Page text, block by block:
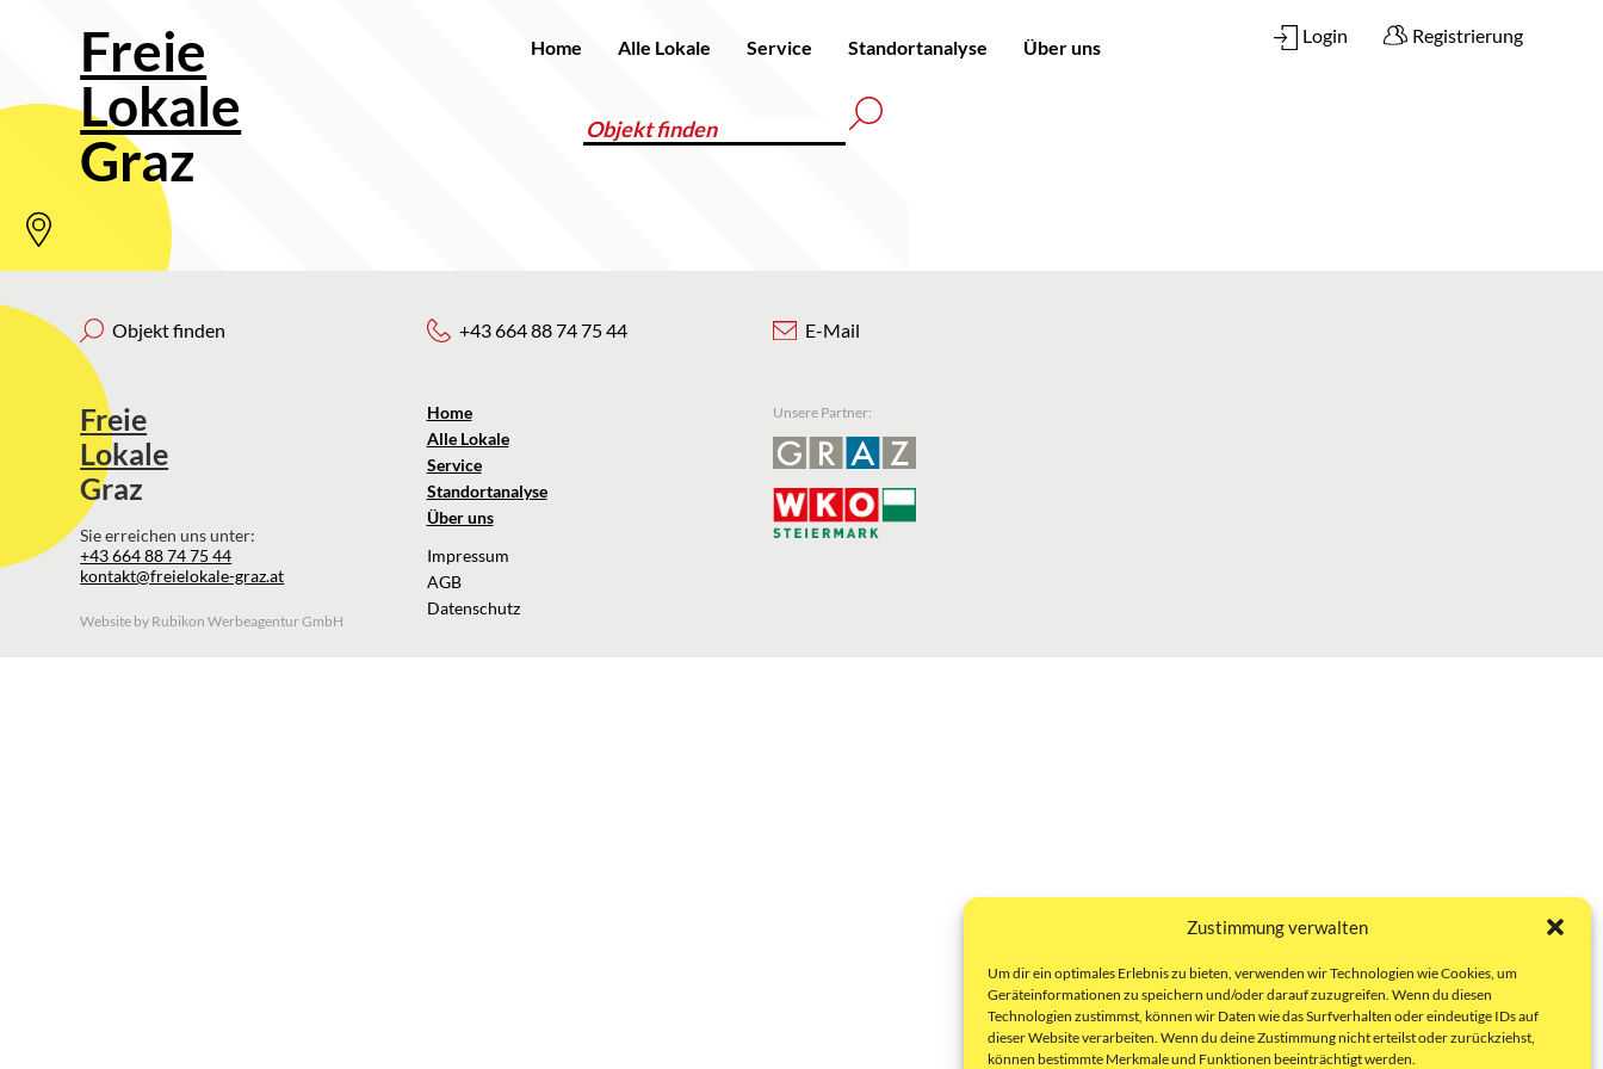
Zustimmung verwalten
Um dir ein optimales Erlebnis zu bieten, verwenden wir Technologien wie Cookies, um
Geräteinformationen zu speichern und/oder darauf zuzugreifen. Wenn du diesen
Technologien zustimmst, können wir Daten wie das Surfverhalten oder eindeutige IDs auf
dieser Website verarbeiten. Wenn du deine Zustimmung nicht erteilst oder zurückziehst,
können bestimmte Merkmale und Funktionen beeinträchtigt werden.
Freie
Lokale
Graz
Home Alle Lokale Service Standortanalyse Über uns
Login Registrierung
Objekt finden
Freie
Lokale
Graz
Sie erreichen uns unter:
+43 664 88 74 75 44
kontakt@freielokale-graz.at
Website by Rubikon Werbeagentur GmbH
+43 664 88 74 75 44
Home
Alle Lokale
Service
Standortanalyse
Über uns
Impressum
AGB
Datenschutz
E-Mail
Unsere Partner: